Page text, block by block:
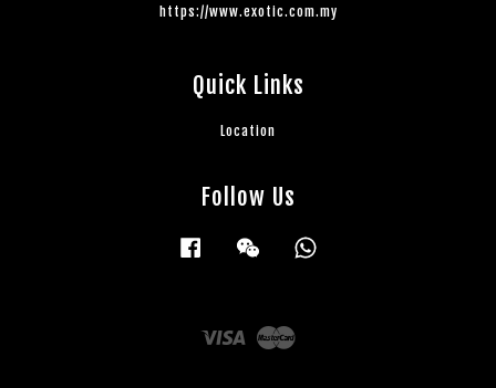
https://www.exotic.com.my
Quick Links
Location
Follow Us
Facebook Wechat
Visa